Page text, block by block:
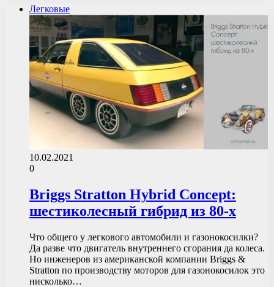
Легковые
10.02.2021
0
Briggs Stratton Hybrid Concept:
шестиколесный гибрид из 80-х
Что общего у легкового автомобили и газонокосилки?
Да разве что двигатель внутреннего сгорания да колеса.
Но инженеров из американской компании Briggs &
Stratton по производству моторов для газонокосилок это
нисколько…